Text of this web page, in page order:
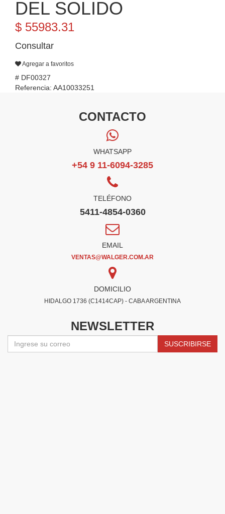
DEL SOLIDO
$ 55983.31
Consultar
Agregar a favoritos
# DF00327
Referencia: AA10033251
CONTACTO
WHATSAPP
+54 9 11-6094-3285
TELÉFONO
5411-4854-0360
EMAIL
VENTAS@WALGER.COM.AR
DOMICILIO
HIDALGO 1736 (C1414CAP) - CABA ARGENTINA
NEWSLETTER
SUSCRIBIRSE